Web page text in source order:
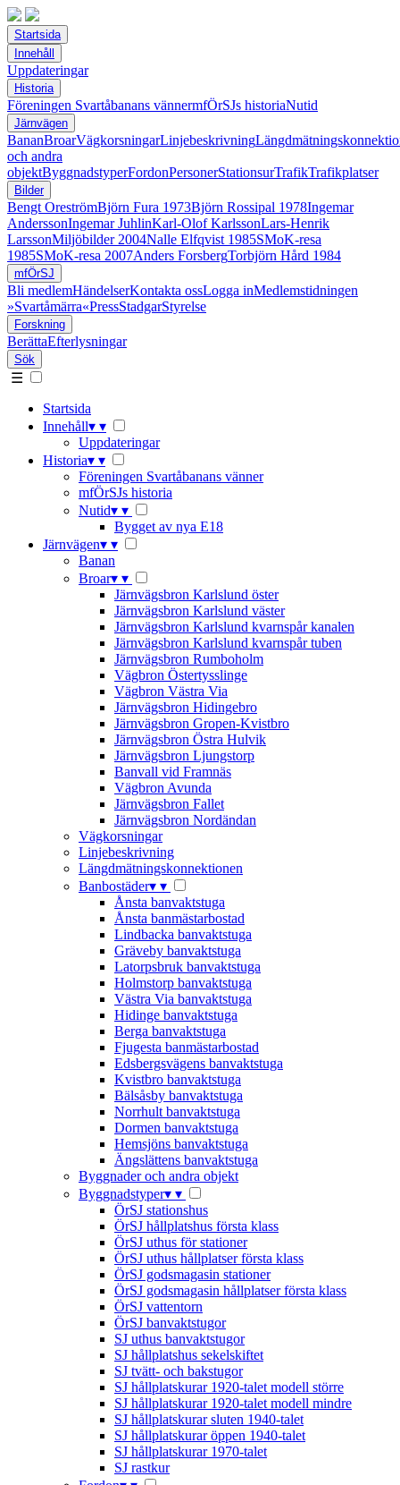
Startsida
Innehåll
Uppdateringar
Historia
Föreningen Svartåbanans vännermfÖrSJs historiaNutid
Järnvägen
BananBroarVägkorsningarLinjebeskrivning
och andra
objektByggnadstyperFordonPersonerStationsurTrafikTrafikplatser
Bilder
Bengt OreströmBjörn Fura 1973Björn Rossipal 1978Ingemar
AnderssonIngemar JuhlinKarl-Olof KarlssonLars-Henrik
LarssonMiljöbilder 2004Nalle Elfqvist 1985SMoK-resa
1985SMoK-resa 2007Anders ForsbergTorbjörn Hård 1984
mfÖrSJ
Bli medlemHändelserKontakta ossLogga inMedlemstidningen
»Svartåmärra«PressStadgarStyrelse
Forskning
BerättaEfterlysningar
Sök
☰
Startsida
Innehåll▾ ▾
Uppdateringar
Historia▾ ▾
Föreningen Svartåbanans vänner
mfÖrSJs historia
Nutid▾ ▾
Bygget av nya E18
Järnvägen▾ ▾
Banan
Broar▾ ▾
Järnvägsbron Karlslund öster
Järnvägsbron Karlslund väster
Järnvägsbron Karlslund kvarnspår kanalen
Järnvägsbron Karlslund kvarnspår tuben
Järnvägsbron Rumboholm
Vägbron Östertysslinge
Vägbron Västra Via
Järnvägsbron Hidingebro
Järnvägsbron Gropen-Kvistbro
Järnvägsbron Östra Hulvik
Järnvägsbron Ljungstorp
Banvall vid Framnäs
Vägbron Avunda
Järnvägsbron Fallet
Järnvägsbron Nordändan
Vägkorsningar
Linjebeskrivning
Längdmätningskonnektionen
Banbostäder▾ ▾
Ånsta banvaktstuga
Ånsta banmästarbostad
Lindbacka banvaktstuga
Gräveby banvaktstuga
Latorpsbruk banvaktstuga
Holmstorp banvaktstuga
Västra Via banvaktstuga
Hidinge banvaktstuga
Berga banvaktstuga
Fjugesta banmästarbostad
Edsbergsvägens banvaktstuga
Kvistbro banvaktstuga
Bälsåsby banvaktstuga
Norrhult banvaktstuga
Dormen banvaktstuga
Hemsjöns banvaktstuga
Ängslättens banvaktstuga
Byggnader och andra objekt
Byggnadstyper▾ ▾
ÖrSJ stationshus
ÖrSJ hållplatshus första klass
ÖrSJ uthus för stationer
ÖrSJ uthus hållplatser första klass
ÖrSJ godsmagasin stationer
ÖrSJ godsmagasin hållplatser första klass
ÖrSJ vattentorn
ÖrSJ banvaktstugor
SJ uthus banvaktstugor
SJ hållplatshus sekelskiftet
SJ tvätt- och bakstugor
SJ hållplatskurar 1920-talet modell större
SJ hållplatskurar 1920-talet modell mindre
SJ hållplatskurar sluten 1940-talet
SJ hållplatskurar öppen 1940-talet
SJ hållplatskurar 1970-talet
SJ rastkur